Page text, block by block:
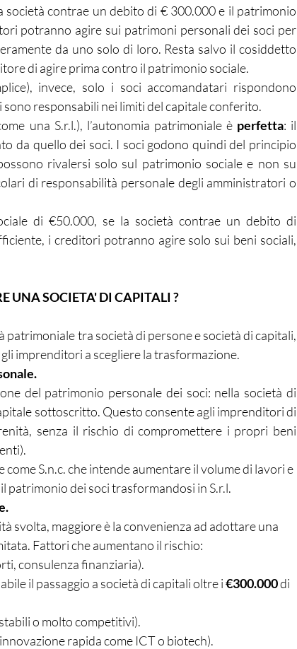
società contrae un debito di € 300.000 e il patrimonio
potranno agire sui patrimoni personali dei soci per
da uno solo di loro. Resta salvo il cosiddetto
di agire prima contro il patrimonio sociale.
invece, solo i soci accomandatari rispondono
responsabili nei limiti del capitale conferito.
una S.r.l.), l’autonomia patrimoniale è perfetta: il
da quello dei soci. I soci godono quindi del principio
rivalersi solo sul patrimonio sociale e non su
di responsabilità personale degli amministratori o
di €50.000, se la società contrae un debito di
i creditori potranno agire solo sui beni sociali,
UNA SOCIETA' DI CAPITALI ?
tra società di persone e società di capitali,
imprenditori a scegliere la trasformazione.
del patrimonio personale dei soci: nella società di
sottoscritto. Questo consente agli imprenditori di
senza il rischio di compromettere i propri beni
S.n.c. che intende aumentare il volume di lavori e
patrimonio dei soci trasformandosi in S.r.l.
svolta, maggiore è la convenienza ad adottare una
Fattori che aumentano il rischio:
consulenza finanziaria).
il passaggio a società di capitali oltre i €300.000 di
o molto competitivi).
rapida come ICT o biotech).